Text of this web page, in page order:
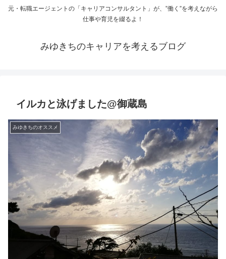
元・転職エージェントの「キャリアコンサルタント」が、”働く”を考えながら
仕事や育児を綴るよ！
みゆきちのキャリアを考えるブログ
イルカと泳げました@御蔵島
みゆきちのオススメ